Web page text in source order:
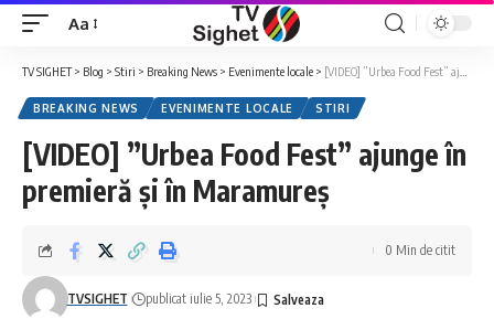
Font
Resizer
Aa
TV SIGHET> Blog > Stiri > Breaking News > Evenimente locale > [VIDEO] ”Urbea Food Fest” ajunge în premieră și în Maramureș
BREAKING NEWS EVENIMENTE LOCALE STIRI
[VIDEO] ”Urbea Food Fest” ajunge în
premieră și în Maramureș
TVSIGHET publicat iulie 5, 2023
0 Min de citit